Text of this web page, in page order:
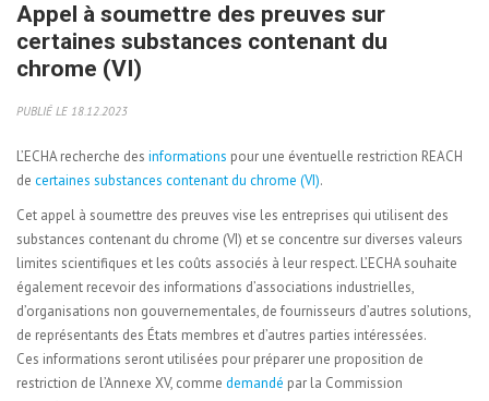
Appel à soumettre des preuves sur
certaines substances contenant du
chrome (VI)
PUBLIÉ LE 18.12.2023
L’ECHA recherche des informations pour une éventuelle restriction REACH
de certaines substances contenant du chrome (VI).
Cet appel à soumettre des preuves vise les entreprises qui utilisent des
substances contenant du chrome (VI) et se concentre sur diverses valeurs
limites scientifiques et les coûts associés à leur respect. L’ECHA souhaite
également recevoir des informations d’associations industrielles,
d’organisations non gouvernementales, de fournisseurs d’autres solutions,
de représentants des États membres et d’autres parties intéressées.
Ces informations seront utilisées pour préparer une proposition de
restriction de l’Annexe XV, comme demandé par la Commission